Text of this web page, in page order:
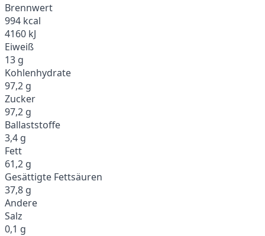
Brennwert
994 kcal
4160 kJ
Eiweiß
13 g
Kohlenhydrate
97,2 g
Zucker
97,2 g
Ballaststoffe
3,4 g
Fett
61,2 g
Gesättigte Fettsäuren
37,8 g
Andere
Salz
0,1 g